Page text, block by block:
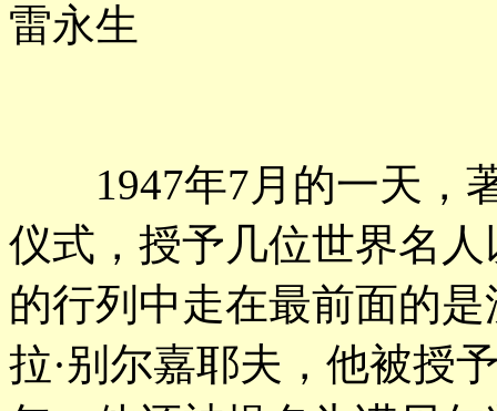
雷永生
1947年7月的一天，
仪式，授予几位世界名
的行列中走在最前面的
拉·别尔嘉耶夫，他被授